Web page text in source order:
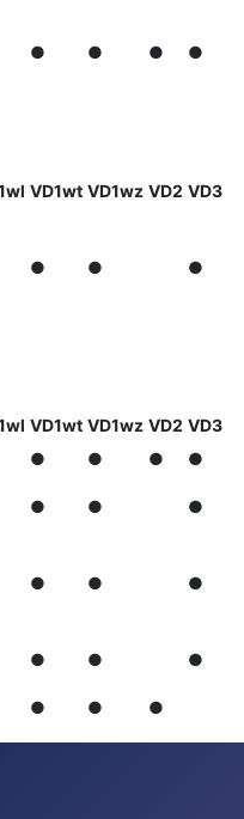
● ● ● ●
VD1wt VD1wz VD2 VD3
● ● ●
VD1wt VD1wz VD2 VD3
● ● ●
●
● ● ●
● ● ●
● ● ●
● ● ●